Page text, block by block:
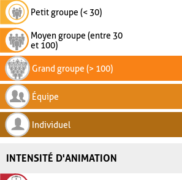
Petit groupe (< 30)
Moyen groupe (entre 30
et 100)
Grand groupe (> 100)
Équipe
Individuel
INTENSITÉ D'ANIMATION